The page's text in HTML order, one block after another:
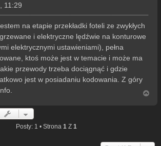
11:29
na etapie przekładki foteli ze zwykłych
i elektryczne lędźwie na konturowe
elektrycznymi ustawieniami), pełna
ktoś może jest w temacie i może ma
przewody trzeba dociągnąć i gdzie
jest w posiadaniu kodowania. Z góry
Posty: 1 • Strona 1Z 1